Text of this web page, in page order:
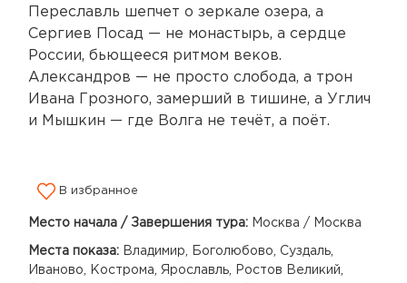
Переславль шепчет о зеркале озера, а
Сергиев Посад — не монастырь, а сердце
России, бьющееся ритмом веков.
Александров — не просто слобода, а трон
Ивана Грозного, замерший в тишине, а Углич
и Мышкин — где Волга не течёт, а поёт.
В избранное
Место начала / Завершения тура: Москва / Москва
Места показа: Владимир, Боголюбово, Суздаль,
Иваново, Кострома, Ярославль, Ростов Великий,